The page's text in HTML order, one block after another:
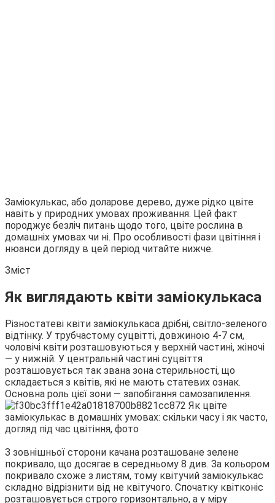
Заміокулькас, або доларове дерево, дуже рідко цвіте
навіть у природних умовах проживання. Цей факт
породжує безліч питань щодо того, цвіте рослина в
домашніх умовах чи ні. Про особливості фази цвітіння і
нюанси догляду в цей період читайте нижче.
Зміст
Як виглядають квіти заміокулькаса
Різностатеві квіти заміокулькаса дрібні, світло-зеленого
відтінку. У трубчастому суцвітті, довжиною 4-7 см,
чоловічі квіти розташовуються у верхній частині, жіночі
— у нижній. У центральній частині суцвіття
розташовується так звана зона стерильності, що
складається з квітів, які не мають статевих ознак.
Основна роль цієї зони — запобігання самозапилення.
З зовнішньої сторони качана розташоване зелене
покривало, що досягає в середньому 8 див. За кольором
покривало схоже з листям, тому квітучий заміокулькас
складно відрізнити від не квітучого. Спочатку квітконіс
розташовується строго горизонтально, а у міру